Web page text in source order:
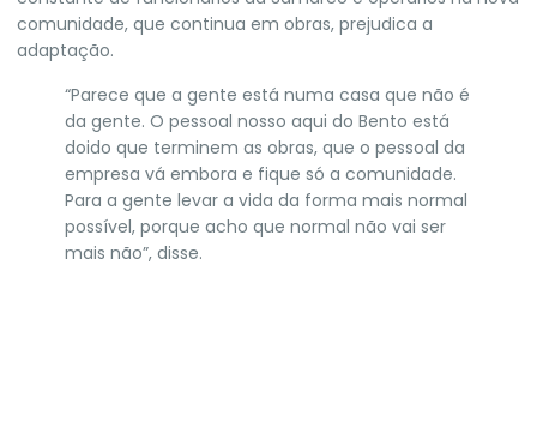
comunidade, que continua em obras, prejudica a
adaptação.
“Parece que a gente está numa casa que não é
da gente. O pessoal nosso aqui do Bento está
doido que terminem as obras, que o pessoal da
empresa vá embora e fique só a comunidade.
Para a gente levar a vida da forma mais normal
possível, porque acho que normal não vai ser
mais não”, disse.